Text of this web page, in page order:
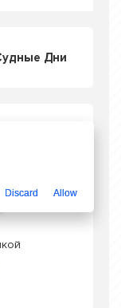
Дни
Discard Allow